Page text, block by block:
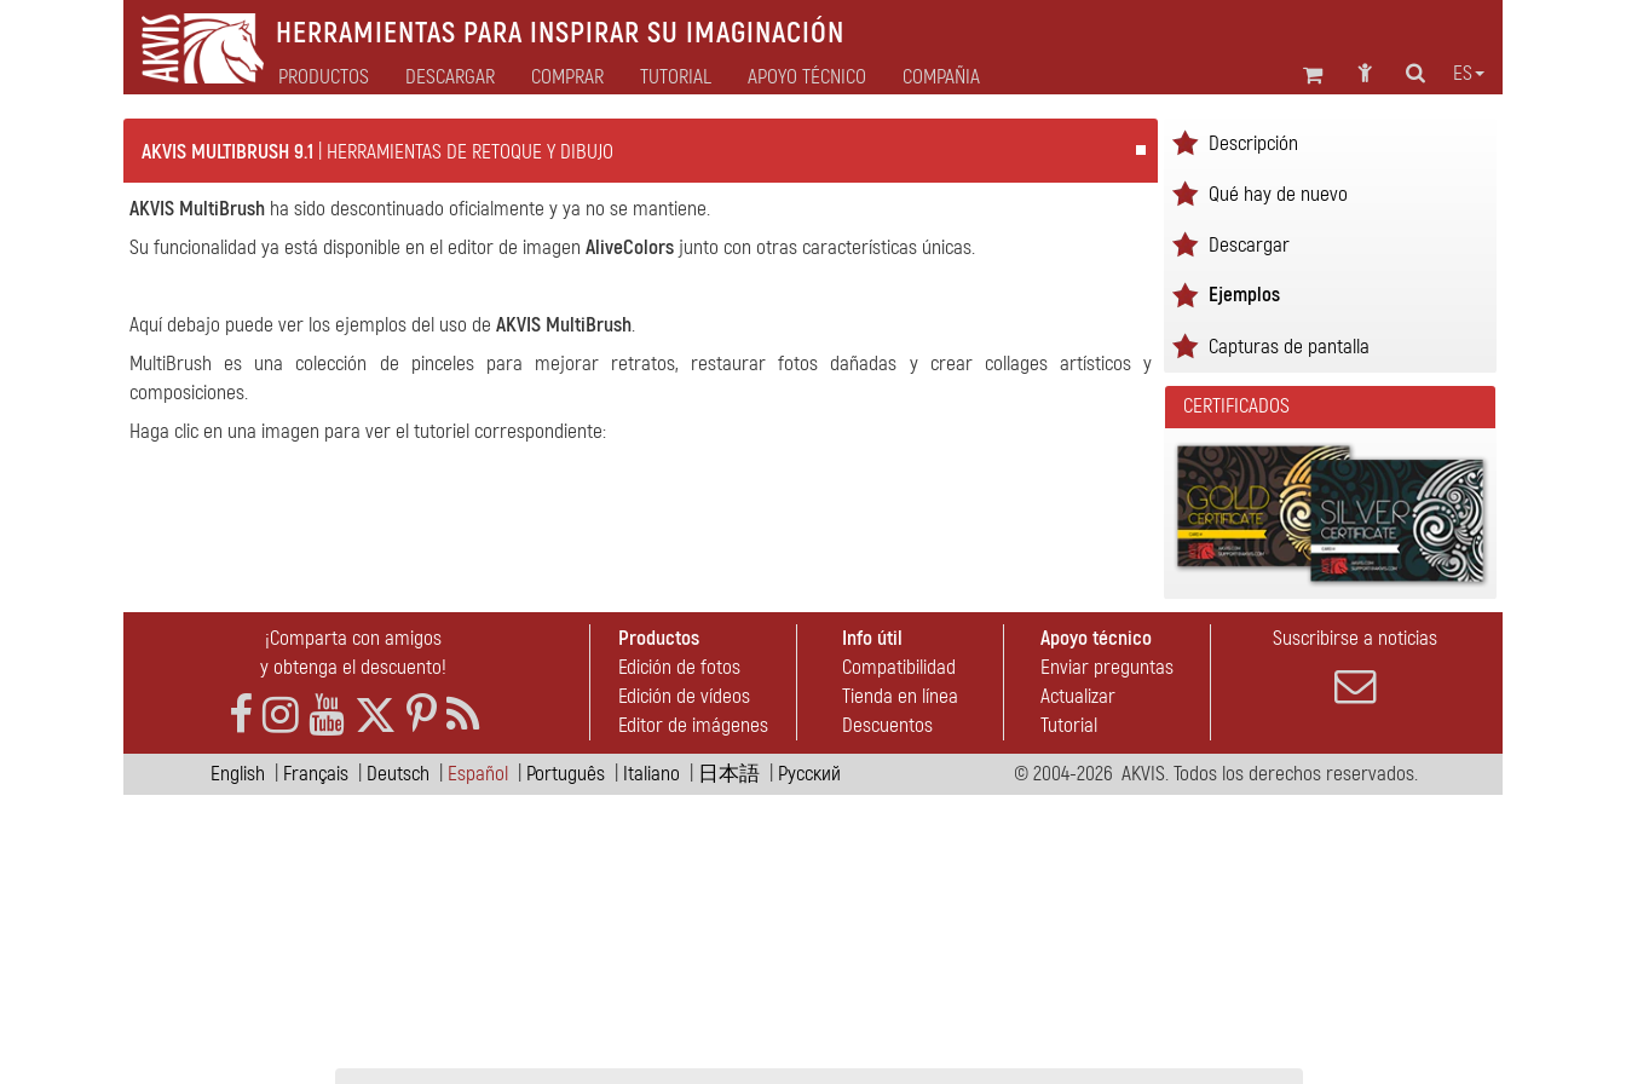
HERRAMIENTAS PARA INSPIRAR SU IMAGINACIÓN
ES
PRODUCTOS DESCARGAR COMPRAR TUTORIAL APOYO TÉCNICO COMPAÑIA
AKVIS MULTIBRUSH 9.1 | HERRAMIENTAS DE RETOQUE Y DIBUJO
AKVIS MultiBrush ha sido descontinuado oficialmente y ya no se mantiene.
Su funcionalidad ya está disponible en el editor de imagen AliveColors junto con otras características únicas.
Aquí debajo puede ver los ejemplos del uso de AKVIS MultiBrush.
MultiBrush es una colección de pinceles para mejorar retratos, restaurar fotos dañadas y crear collages artísticos y
composiciones.
Haga clic en una imagen para ver el tutoriel correspondiente:
Descripción
Qué hay de nuevo
Descargar
Ejemplos
Capturas de pantalla
CERTIFICADOS
¡Comparta con amigos
y obtenga el descuento!
Productos
Edición de fotos
Edición de vídeos
Editor de imágenes
Info útil
Compatibilidad
Tienda en línea
Descuentos
Apoyo técnico
Enviar preguntas
Actualizar
Tutorial
Suscribirse a noticias
English Français Deutsch Español Português Italiano 日本語 Pусский © 2004-2026 AKVIS. Todos los derechos reservados.